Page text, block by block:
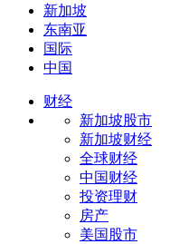
新加坡
东南亚
国际
中国
财经
新加坡股市
新加坡财经
全球财经
中国财经
投资理财
房产
美国股市